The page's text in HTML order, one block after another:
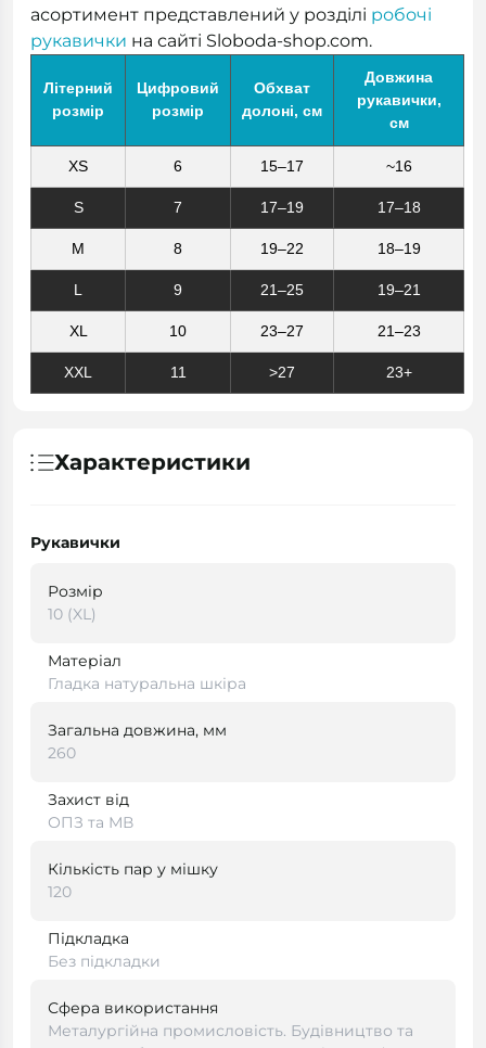
асортимент представлений у розділі робочі
рукавички на сайті Sloboda-shop.com.
Літерний
розмір
Цифровий
розмір
Обхват
долоні, см
Довжина
рукавички,
см
XS 6 15–17 ~16
S 7 17–19 17–18
M 8 19–22 18–19
L 9 21–25 19–21
XL 10 23–27 21–23
XXL 11 >27 23+
Характеристики
Рукавички
Розмір
10 (XL)
Матеріал
Гладка натуральна шкіра
Загальна довжина, мм
260
Захист від
ОПЗ та МВ
Кількість пар у мішку
120
Підкладка
Без підкладки
Сфера використання
Металургійна промисловість. Будівництво та